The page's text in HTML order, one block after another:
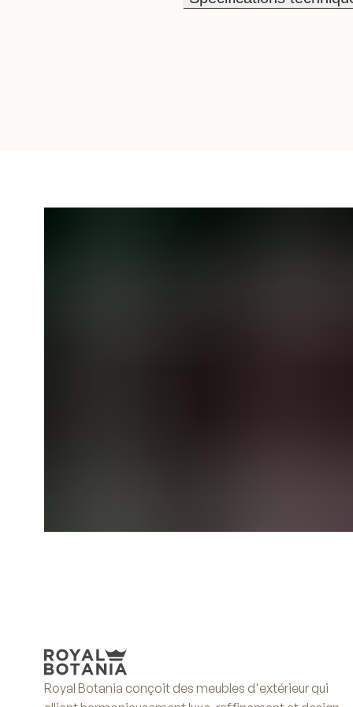
Royal Botania conçoit des meubles d'extérieur qui